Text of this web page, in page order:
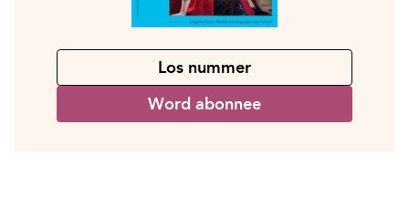
Los nummer
Word abonnee